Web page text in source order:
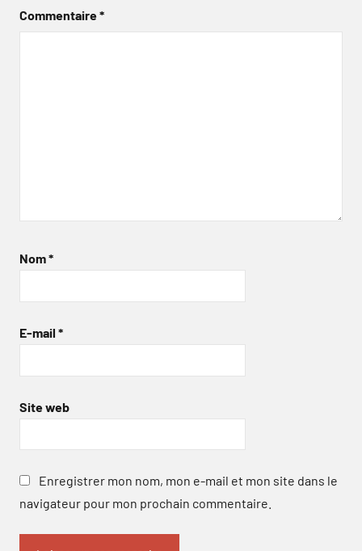
Commentaire*
Nom*
E-mail *
Site web
Enregistrer mon nom, mon e-mail et mon site dans le
navigateur pour mon prochain commentaire.